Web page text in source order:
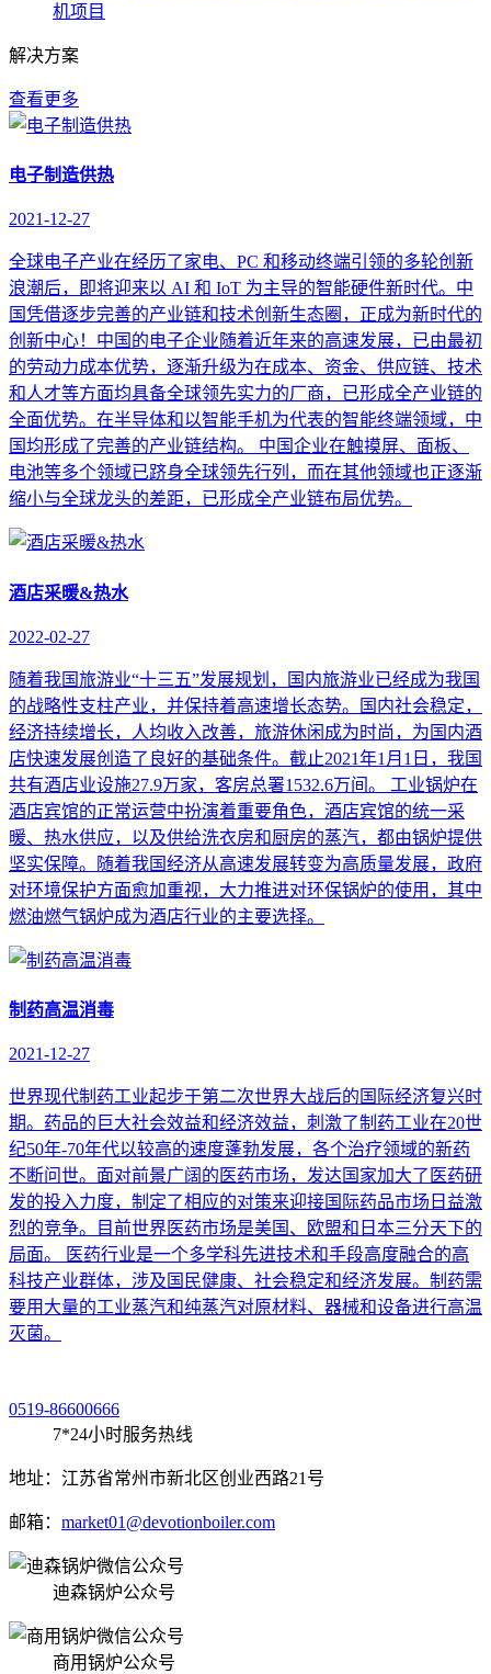
机项目
解决方案
查看更多
电子制造供热
2021-12-27
全球电子产业在经历了家电、PC 和移动终端引领的多轮创新
浪潮后，即将迎来以 AI 和 IoT 为主导的智能硬件新时代。中
国凭借逐步完善的产业链和技术创新生态圈，正成为新时代的
创新中心！中国的电子企业随着近年来的高速发展，已由最初
的劳动力成本优势，逐渐升级为在成本、资金、供应链、技术
和人才等方面均具备全球领先实力的厂商，已形成全产业链的
全面优势。在半导体和以智能手机为代表的智能终端领域，中
国均形成了完善的产业链结构。 中国企业在触摸屏、面板、
电池等多个领域已跻身全球领先行列，而在其他领域也正逐渐
缩小与全球龙头的差距，已形成全产业链布局优势。
酒店采暖&热水
2022-02-27
随着我国旅游业“十三五”发展规划，国内旅游业已经成为我国
的战略性支柱产业，并保持着高速增长态势。国内社会稳定，
经济持续增长，人均收入改善，旅游休闲成为时尚，为国内酒
店快速发展创造了良好的基础条件。截止2021年1月1日，我国
共有酒店业设施27.9万家，客房总署1532.6万间。 工业锅炉在
酒店宾馆的正常运营中扮演着重要角色，酒店宾馆的统一采
暖、热水供应，以及供给洗衣房和厨房的蒸汽，都由锅炉提供
坚实保障。随着我国经济从高速发展转变为高质量发展，政府
对环境保护方面愈加重视，大力推进对环保锅炉的使用，其中
燃油燃气锅炉成为酒店行业的主要选择。
制药高温消毒
2021-12-27
世界现代制药工业起步于第二次世界大战后的国际经济复兴时
期。药品的巨大社会效益和经济效益，刺激了制药工业在20世
纪50年-70年代以较高的速度蓬勃发展，各个治疗领域的新药
不断问世。面对前景广阔的医药市场，发达国家加大了医药研
发的投入力度，制定了相应的对策来迎接国际药品市场日益激
烈的竞争。目前世界医药市场是美国、欧盟和日本三分天下的
局面。 医药行业是一个多学科先进技术和手段高度融合的高
科技产业群体，涉及国民健康、社会稳定和经济发展。制药需
要用大量的工业蒸汽和纯蒸汽对原材料、器械和设备进行高温
灭菌。
0519-86600666
7*24小时服务热线
地址：江苏省常州市新北区创业西路21号
邮箱： market01@devotionboiler.com
迪森锅炉公众号
商用锅炉公众号